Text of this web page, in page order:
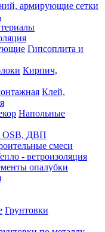
армирующие сетки
Гипсоплита и
Кирпич,
Клей,
Напольные
OSB, ДВП
смеси
- ветроизоляция
опалубки
Грунтовки